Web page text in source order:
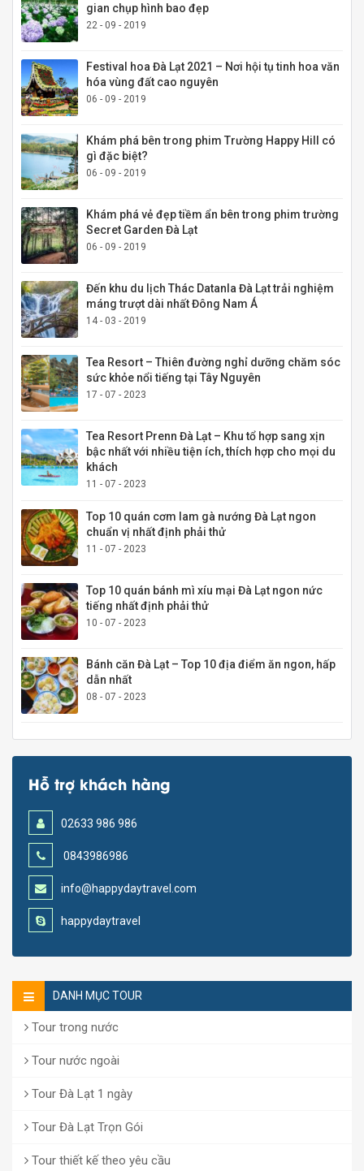
gian chụp hình bao đẹp
22 - 09 - 2019
Festival hoa Đà Lạt 2021 – Nơi hội tụ tinh hoa văn
hóa vùng đất cao nguyên
06 - 09 - 2019
Khám phá bên trong phim Trường Happy Hill có
gì đặc biệt?
06 - 09 - 2019
Khám phá vẻ đẹp tiềm ẩn bên trong phim trường
Secret Garden Đà Lạt
06 - 09 - 2019
Đến khu du lịch Thác Datanla Đà Lạt trải nghiệm
máng trượt dài nhất Đông Nam Á
14 - 03 - 2019
Tea Resort – Thiên đường nghỉ dưỡng chăm sóc
sức khỏe nổi tiếng tại Tây Nguyên
17 - 07 - 2023
Tea Resort Prenn Đà Lạt – Khu tổ hợp sang xịn
bậc nhất với nhiều tiện ích, thích hợp cho mọi du
khách
11 - 07 - 2023
Top 10 quán cơm lam gà nướng Đà Lạt ngon
chuẩn vị nhất định phải thử
11 - 07 - 2023
Top 10 quán bánh mì xíu mại Đà Lạt ngon nức
tiếng nhất định phải thử
10 - 07 - 2023
Bánh căn Đà Lạt – Top 10 địa điểm ăn ngon, hấp
dẫn nhất
08 - 07 - 2023
Hỗ trợ khách hàng
02633 986 986
0843986986
info@happydaytravel.com
happydaytravel
DANH MỤC TOUR
Tour trong nước
Tour nước ngoài
Tour Đà Lạt 1 ngày
Tour Đà Lạt Trọn Gói
Tour thiết kế theo yêu cầu